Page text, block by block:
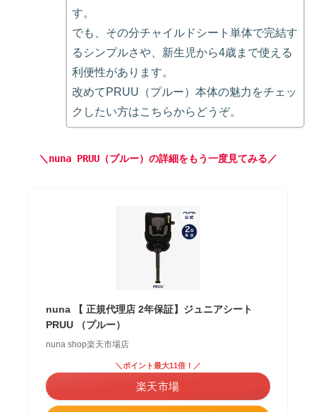
す。
でも、その分チャイルドシート単体で完結す
るシンプルさや、新生児から4歳まで使える
利便性があります。
改めてPRUU（プルー）本体の魅力をチェッ
クしたい方はこちらからどうぞ。
＼nuna PRUU（プルー）の詳細をもう一度見てみる／
nuna 【 正規代理店 2年保証】ジュニアシート
PRUU （プルー）
nuna shop楽天市場店
＼ポイント最大11倍！／
楽天市場